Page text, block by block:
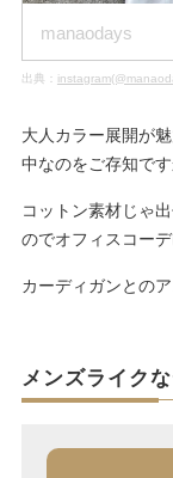
manaodays
出典：
大人カラー展開が
中なのをご存知です
コットン素材じゃ
のでオフィスコーデ
カーディガンとの
メンズライク